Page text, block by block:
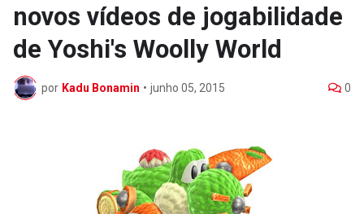
novos vídeos de jogabilidade
de Yoshi's Woolly World
por Kadu Bonamin • junho 05, 2015 0